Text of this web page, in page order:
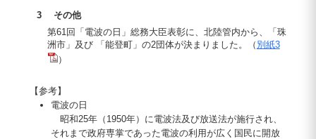
3 その他
第61回「電波の日」総務大臣表彰に、北陸管内から、「珠
洲市」及び 「能登町」の2団体が決まりました。（ 別紙3
）
【参考】
電波の日
昭和25年（1950年）に電波法及び放送法が施行され、
それまで政府専掌であった電波の利用が広く国民に開放